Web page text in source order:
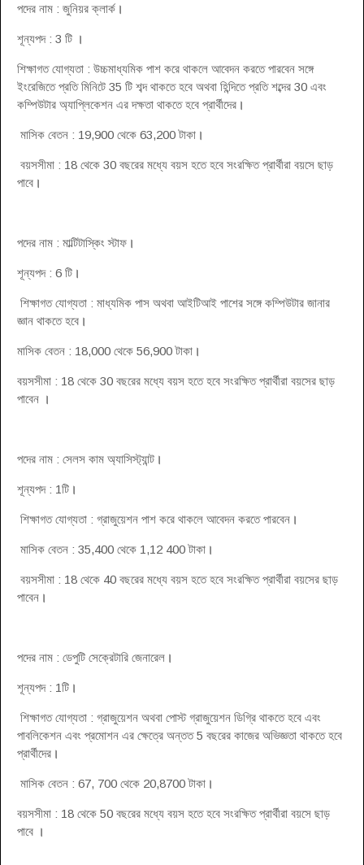
পদের নাম : জুনিয়র ক্লার্ক ।
শূন্যপদ : 3 টি ।
শিক্ষাগত যোগ্যতা : উচ্চমাধ্যমিক পাশ করে থাকলে আবেদন করতে পারবেন সঙ্গে
ইংরেজিতে প্রতি মিনিটে 35 টি শব্দ থাকতে হবে অথবা হিন্দিতে প্রতি শব্দের 30 এবং
কম্পিউটার অ্যাপ্লিকেশন এর দক্ষতা থাকতে হবে প্রার্থীদের ।
মাসিক বেতন : 19,900 থেকে 63,200 টাকা ।
বয়সসীমা : 18 থেকে 30 বছরের মধ্যে বয়স হতে হবে সংরক্ষিত প্রার্থীরা বয়সে ছাড়
পাবে ।
পদের নাম : মাল্টিটাস্কিং স্টাফ ।
শূন্যপদ : 6 টি ।
শিক্ষাগত যোগ্যতা : মাধ্যমিক পাস অথবা আইটিআই পাশের সঙ্গে কম্পিউটার জানার
জ্ঞান থাকতে হবে ।
মাসিক বেতন : 18,000 থেকে 56,900 টাকা ।
বয়সসীমা : 18 থেকে 30 বছরের মধ্যে বয়স হতে হবে সংরক্ষিত প্রার্থীরা বয়সের ছাড়
পাবেন ।
পদের নাম : সেলস কাম অ্যাসিস্ট্যান্ট ।
শূন্যপদ : 1টি ।
শিক্ষাগত যোগ্যতা : গ্রাজুয়েশন পাশ করে থাকলে আবেদন করতে পারবেন ।
মাসিক বেতন : 35,400 থেকে 1,12 400 টাকা ।
বয়সসীমা : 18 থেকে 40 বছরের মধ্যে বয়স হতে হবে সংরক্ষিত প্রার্থীরা বয়সের ছাড়
পাবেন ।
পদের নাম : ডেপুটি সেক্রেটারি জেনারেল ।
শূন্যপদ : 1টি ।
শিক্ষাগত যোগ্যতা : গ্রাজুয়েশন অথবা পোস্ট গ্রাজুয়েশন ডিগ্রি থাকতে হবে এবং
পাবলিকেশন এবং প্রমোশন এর ক্ষেত্রে অন্তত 5 বছরের কাজের অভিজ্ঞতা থাকতে হবে
প্রার্থীদের ।
মাসিক বেতন : 67, 700 থেকে 20,8700 টাকা ।
বয়সসীমা : 18 থেকে 50 বছরের মধ্যে বয়স হতে হবে সংরক্ষিত প্রার্থীরা বয়সে ছাড়
পাবে ।